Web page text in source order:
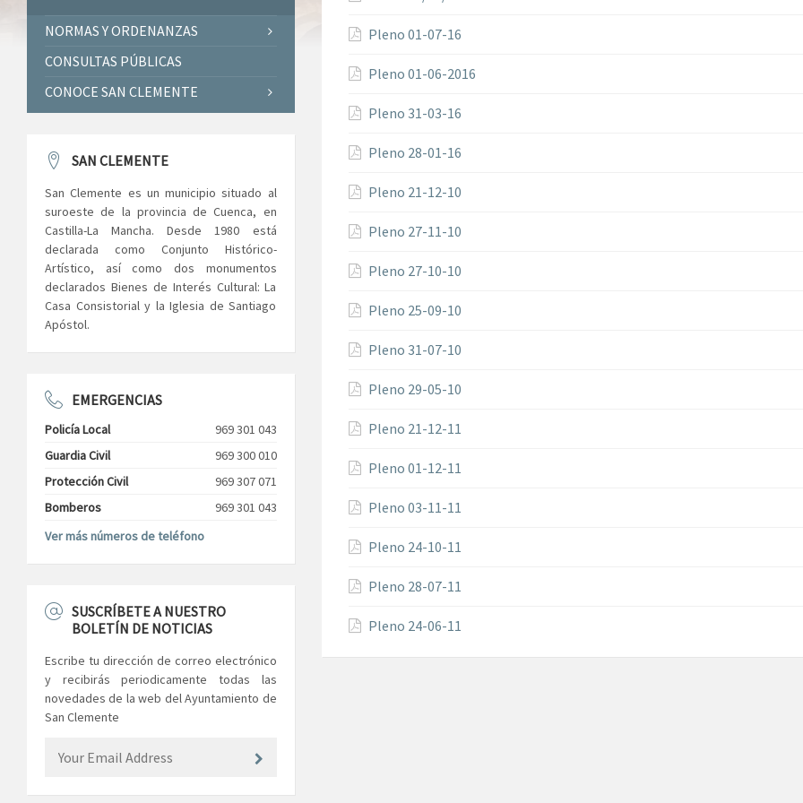
Pleno 01-07-16
Pleno 01-06-2016
Pleno 31-03-16
Pleno 28-01-16
Pleno 21-12-10
Pleno 27-11-10
Pleno 27-10-10
Pleno 25-09-10
Pleno 31-07-10
Pleno 29-05-10
Pleno 21-12-11
Pleno 01-12-11
Pleno 03-11-11
Pleno 24-10-11
Pleno 28-07-11
Pleno 24-06-11
NORMAS Y ORDENANZAS
CONSULTAS PÚBLICAS
CONOCE SAN CLEMENTE
SAN CLEMENTE
San Clemente es un municipio situado al
suroeste de la provincia de Cuenca, en
Castilla-La Mancha. Desde 1980 está
declarada como Conjunto Histórico-
Artístico, así como dos monumentos
declarados Bienes de Interés Cultural: La
Casa Consistorial y la Iglesia de Santiago
Apóstol.
EMERGENCIAS
Policía Local
969 301 043
Guardia Civil
969 300 010
Protección Civil
969 307 071
Bomberos
969 301 043
Ver más números de teléfono
SUSCRÍBETE A NUESTRO
BOLETÍN DE NOTICIAS
Escribe tu dirección de correo electrónico
y recibirás periodicamente todas las
novedades de la web del Ayuntamiento de
San Clemente